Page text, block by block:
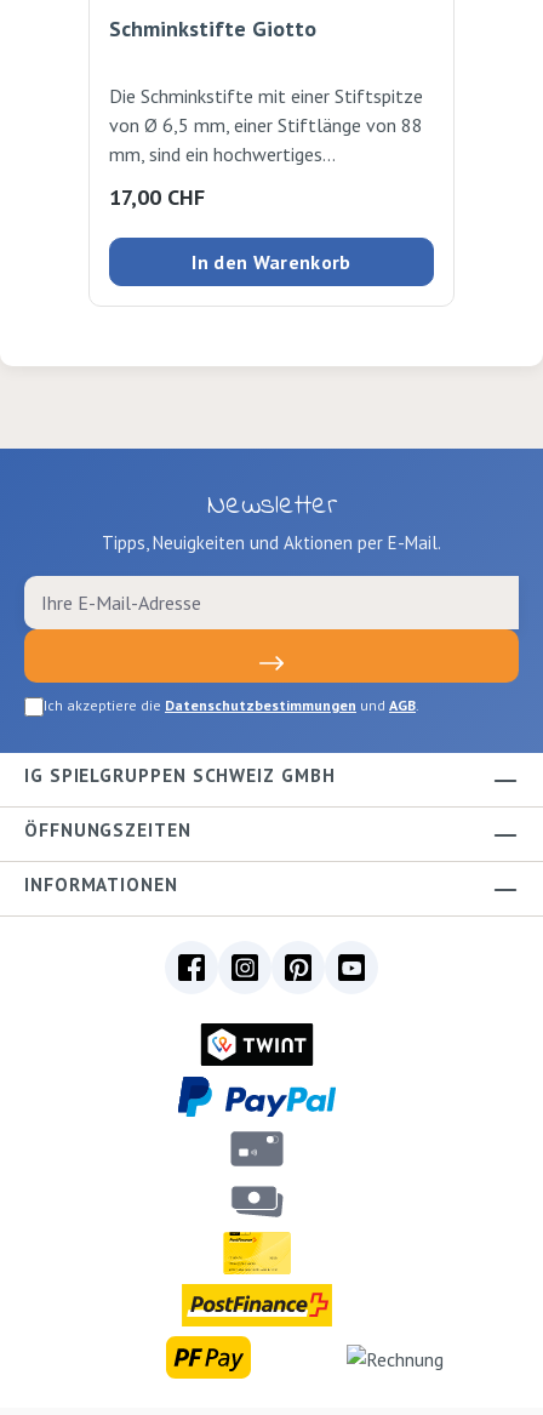
Schminkstifte Giotto
Die Schminkstifte mit einer Stiftspitze
von Ø 6,5 mm, einer Stiftlänge von 88
mm, sind ein hochwertiges
Vorschriften der Kosmetikverordnung
hergestellt wird. Die Stifte bieten eine
hohe Farbkonzentration und -intensität,
sind weich und eignen sich für feine
Weiss, Gelb, Rot, Blau, Grün und
Regulärer Preis:
17,00 CHF
In den Warenkorb
Newsletter
Tipps, Neuigkeiten und Aktionen per E-Mail.
Ich akzeptiere die Datenschutzbestimmungen und AGB.
IG SPIELGRUPPEN SCHWEIZ GMBH
ÖFFNUNGSZEITEN
INFORMATIONEN